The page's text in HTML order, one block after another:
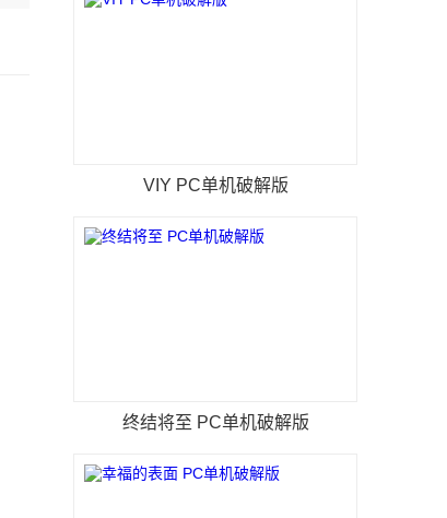
VIY PC单机破解版
终结将至 PC单机破解版